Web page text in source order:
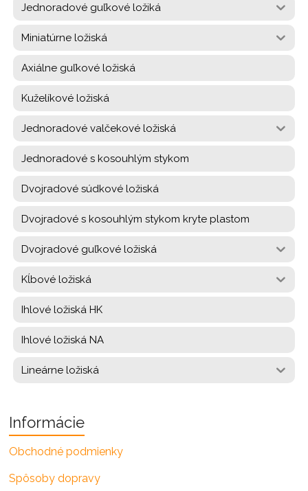
Jednoradové guľkové ložiká
Miniatúrne ložiská
Axiálne guľkové ložiská
Kuželíkové ložiská
Jednoradové valčekové ložiská
Jednoradové s kosouhlým stykom
Dvojradové súdkové ložiská
Dvojradové s kosouhlým stykom kryte plastom
Dvojradové guľkové ložiská
Kĺbové ložiská
Ihlové ložiská HK
Ihlové ložiská NA
Lineárne ložiská
Informácie
Obchodné podmienky
Spôsoby dopravy